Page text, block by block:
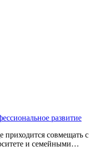
развитие
совмещать с
и семейными…